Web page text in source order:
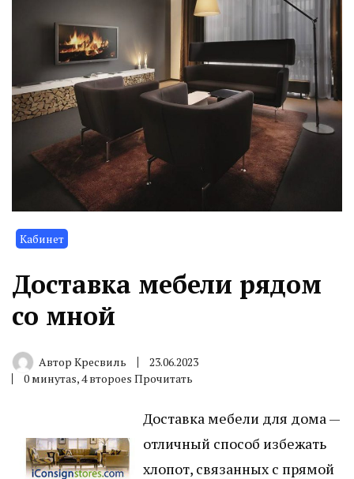
Кабинет
Доставка мебели рядом
со мной
Автор Кресвиль
23.06.2023
0 минутаs, 4 второеs Прочитать
Доставка мебели для дома —
отличный способ избежать
хлопот, связанных с прямой